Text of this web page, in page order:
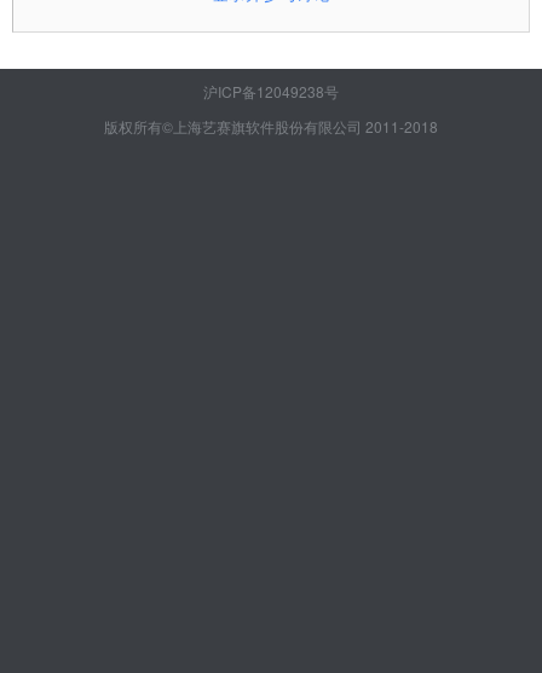
沪ICP备12049238号
版权所有©上海艺赛旗软件股份有限公司 2011-2018